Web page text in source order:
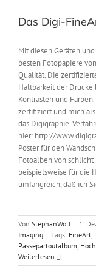
Das Digi-
Mit diesen Geräten
besten Fotopapiere
Qualität. Die
Haltbarkeit der
Kontrasten und
zertifiziert und mich
das Digigraphie-
hier: http://
Poster für den
Fotoalben von schlicht
beispielsweise für die
umfangreich, daß ich
Von StephanWolf | 1.
Imaging | Tags: FineArt,
Passepartoutalbum,
Weiterlesen